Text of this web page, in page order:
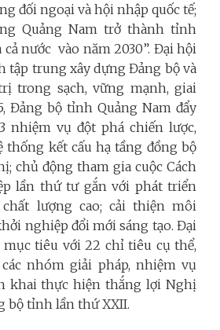
đối ngoại và hội nhập quốc tế;
Quảng Nam trở thành tỉnh
nước vào năm 2030”. Đại hội
tập trung xây dựng Đảng bộ và
trong sạch, vững mạnh, giai
Đảng bộ tỉnh Quảng Nam đẩy
nhiệm vụ đột phá chiến lược,
thống kết cấu hạ tầng đồng bộ
chủ động tham gia cuộc Cách
lần thứ tư gắn với phát triển
lượng cao; cải thiện môi
nghiệp đổi mới sáng tạo. Đại
tiêu với 22 chỉ tiêu cụ thể,
nhóm giải pháp, nhiệm vụ
khai thực hiện thắng lợi Nghị
bộ tỉnh lần thứ XXII.